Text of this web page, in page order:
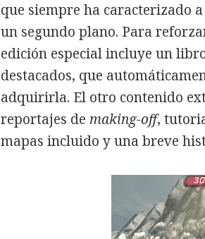
que siempre ha caracterizado
un segundo plano. Para
edición especial incluye un
destacados, que
adquirirla. El otro contenido
reportajes de making-off,
mapas incluido y una breve